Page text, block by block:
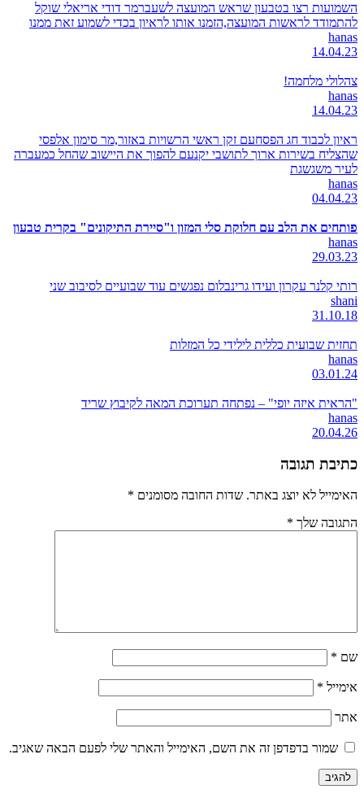
השמועות רצו בטבעון שראש המועצה לשעברמר דודי אריאלי שוקל
להתמודד לראשות המועצה,הזמנו אותו לראיון בכדי לשמוע זאת ממנו
hanas
14.04.23
צהלולי מלחמה!
hanas
14.04.23
ראיון לכבוד חג הפסחעם זקן ראשי הרשויות באזור,מר סימון אלפסי
שהצליח בשירות ארוך לתושבי יקנעם להפוך את היישוב שהחל כמעברה
לעיר משגשגת
hanas
04.04.23
פותחים את הלב עם חלוקת סלי המזון ו"סיירת התיקונים" בקרית טבעון
hanas
29.03.23
רותי קלנר עקרון ועידו גרינבלום נפגשים עוד שבועיים לסיבוב שני
shani
31.10.18
תחזית שבועית כללית לילידי כל המזלות
hanas
03.01.24
"הראית איזה יופי" – נפתחה תערוכת המאה לקיבוץ שריד
hanas
20.04.26
כתיבת תגובה
האימייל לא יוצג באתר. שדות החובה מסומנים *
התגובה שלך *
שם *
אימייל *
אתר
שמור בדפדפן זה את השם, האימייל והאתר שלי לפעם הבאה שאגיב.